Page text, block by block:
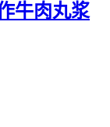
牛肉丸浆